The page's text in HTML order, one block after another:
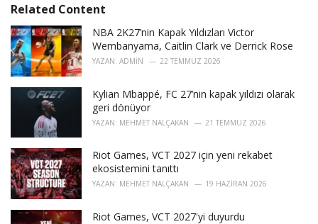
r
i
e
s
:
:Related Content
NBA 2K27’nin Kapak Yıldızları Victor
Wembanyama, Caitlin Clark ve Derrick Rose
YAZAN: ADMIN 22 TEMMUZ 2026
Kylian Mbappé, FC 27’nin kapak yıldızı olarak
geri dönüyor
YAZAN: MEHMET NALÇAKAN 21 TEMMUZ 2026
Riot Games, VCT 2027 için yeni rekabet
ekosistemini tanıttı
YAZAN: MEHMET NALÇAKAN 19 HAZIRAN 2026
Riot Games, VCT 2027'yi duyurdu